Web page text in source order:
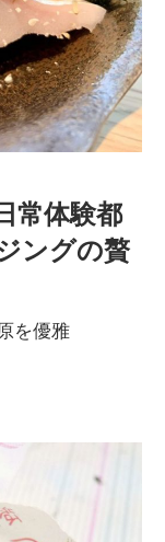
常体験都
ングの贅
を優雅